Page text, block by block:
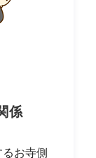
係
お寺側